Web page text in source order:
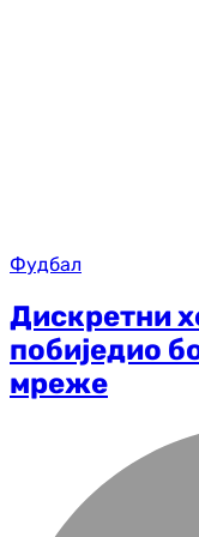
Фудбал
Дискретни
побиједио
мреже